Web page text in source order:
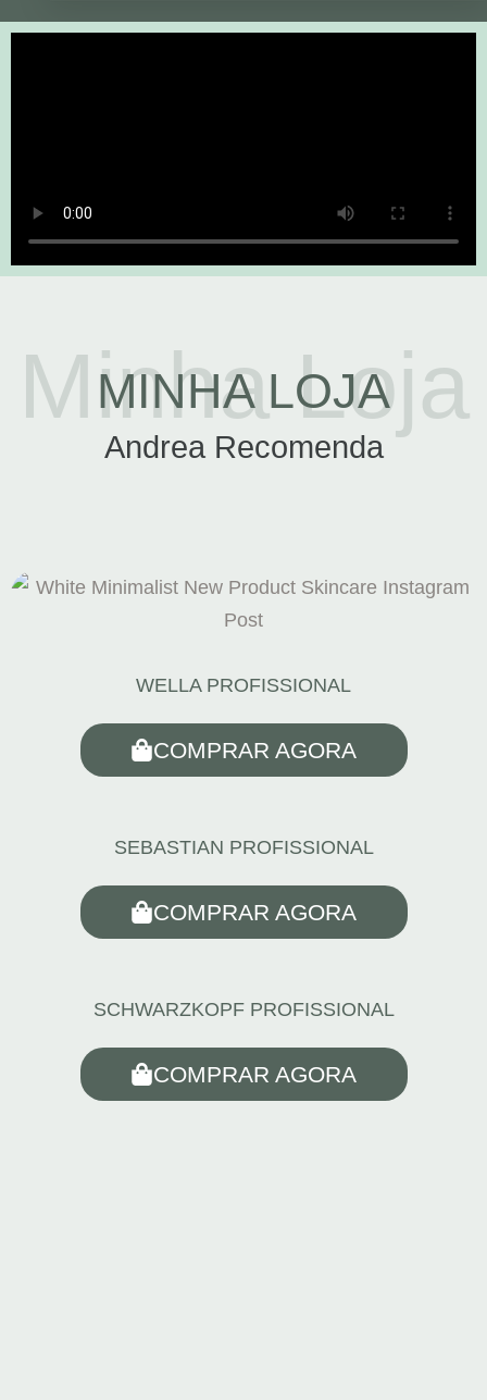
Minha Loja
MINHA LOJA
Andrea Recomenda
WELLA PROFISSIONAL
COMPRAR AGORA
SEBASTIAN PROFISSIONAL
COMPRAR AGORA
SCHWARZKOPF PROFISSIONAL
COMPRAR AGORA